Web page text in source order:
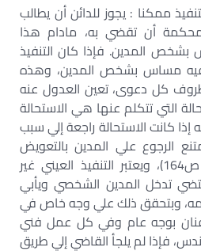
ممكنا : يجوز للدائن أن يطالب
أن تقضي به، مادام هذا
المدين. فإذا كان التنفيذ
فيه مساس بشخص المدين، وهذه
كل دعوى، تعين العدول عنه
التي تتكلم عنها هي الاستحالة
إذا كانت الاستحالة راجعة إلي سبب
الرجوع علي المدين بالتعويض
(م215 مدني) (أنور طلبه ص164)، ويعتبر التنفيذ العيني غير
تدخل المدين الشخصي ويأبي
وبتحقق ذلك علي وجه خاص في
بوجه عام وفي كل عمل فني
فإذا لم يلجأ القاضي إلي طريق